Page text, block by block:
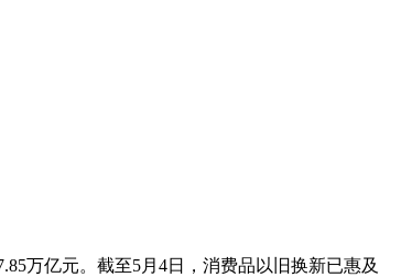
万亿元。截至5月4日，消费品以旧换新已惠及